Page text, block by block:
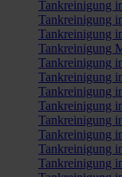
Tankreinigung
Tankreinigung
Tankreinigung
Tankreinigung
Tankreinigung
Tankreinigung
Tankreinigung
Tankreinigung
Tankreinigung
Tankreinigung
Tankreinigung
Tankreinigung